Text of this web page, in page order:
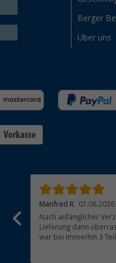
Berger
Über uns
Manfred R. 07.08.2026
Nach anfänglicher
Lieferung dann
war bei immerhin 3